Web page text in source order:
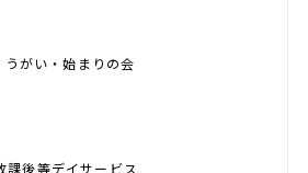
がい・始まりの会
後等デイサービス